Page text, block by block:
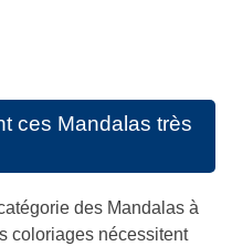
ces Mandalas très
des Mandalas à
coloriages nécessitent